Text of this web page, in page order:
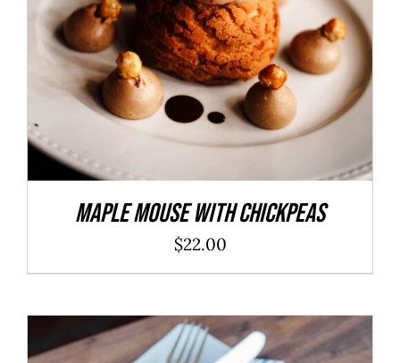
Maple Mouse With Chickpeas
$22.00